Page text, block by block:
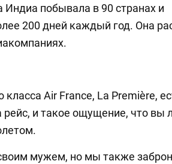
побывала в 90 странах и
200 дней каждый год. Она
класса Air France, La Première,
и такое ощущение, что вы
мужем, но мы также